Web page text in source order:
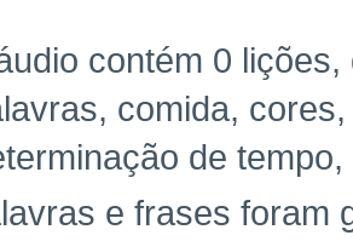
contém 0
comida,
de
e frases foram